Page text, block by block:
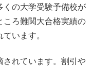
くの大学受験予備校が
ころ難関大合格実績の
います。
されています。割引や